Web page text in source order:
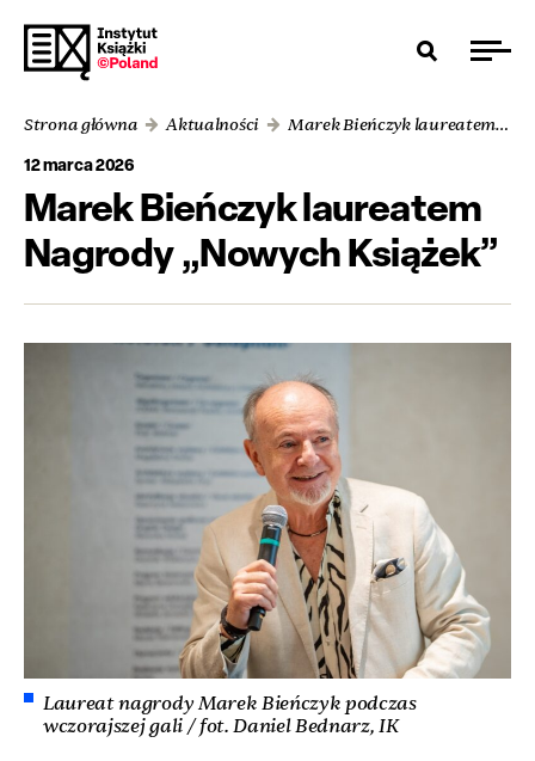
Strona główna Aktualności Marek Bieńczyk laureatem Nagrody „Nowych Książek”
12 marca 2026
Marek Bieńczyk laureatem
Nagrody „Nowych Książek”
Laureat nagrody Marek Bieńczyk podczas
wczorajszej gali / fot. Daniel Bednarz, IK